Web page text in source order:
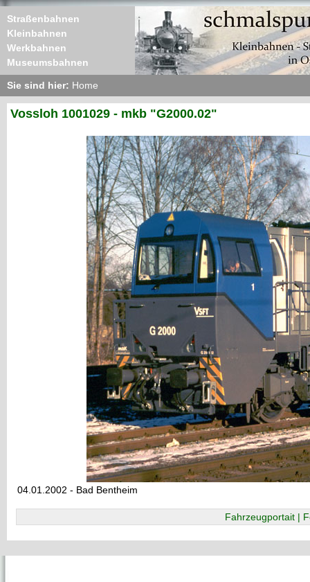
Straßenbahnen
Kleinbahnen
Werkbahnen
Museumsbahnen
Sie sind hier: Home
Vossloh 1001029 - mkb "G2000.02"
04.01.2002 - Bad Bentheim
Fahrzeugportait |